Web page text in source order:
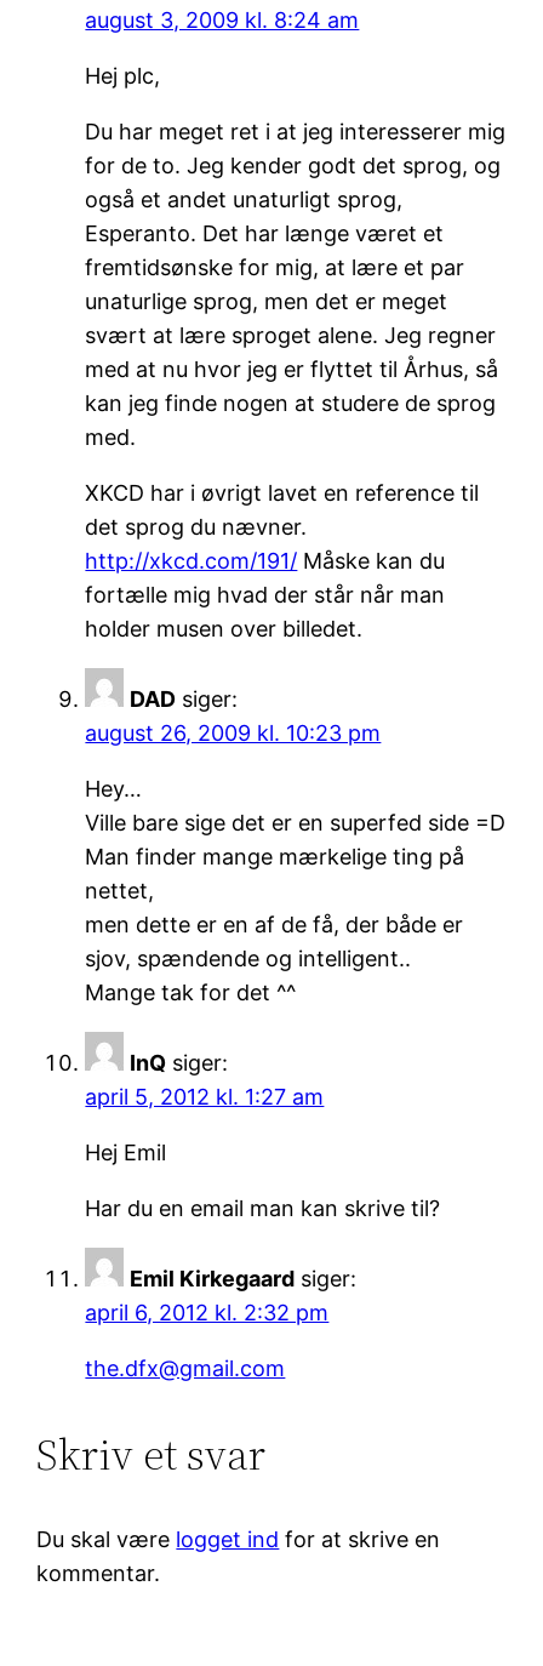
august 3, 2009 kl. 8:24 am
Hej plc,
Du har meget ret i at jeg interesserer mig
for de to. Jeg kender godt det sprog, og
også et andet unaturligt sprog,
Esperanto. Det har længe været et
fremtidsønske for mig, at lære et par
unaturlige sprog, men det er meget
svært at lære sproget alene. Jeg regner
med at nu hvor jeg er flyttet til Århus, så
kan jeg finde nogen at studere de sprog
med.
XKCD har i øvrigt lavet en reference til
det sprog du nævner.
http://xkcd.com/191/ Måske kan du
fortælle mig hvad der står når man
holder musen over billedet.
DAD siger:
august 26, 2009 kl. 10:23 pm
Hey…
Ville bare sige det er en superfed side =D
Man finder mange mærkelige ting på
nettet,
men dette er en af de få, der både er
sjov, spændende og intelligent..
Mange tak for det ^^
InQ siger:
april 5, 2012 kl. 1:27 am
Hej Emil
Har du en email man kan skrive til?
Emil Kirkegaard siger:
april 6, 2012 kl. 2:32 pm
the.dfx@gmail.com
Skriv et svar
Du skal være logget ind for at skrive en
kommentar.